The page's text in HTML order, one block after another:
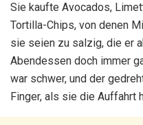
Sie kaufte Avocados,
Tortilla-Chips, von denen
sie seien zu salzig, die er
Abendessen doch immer
war schwer, und der
Finger, als sie die Auffahrt